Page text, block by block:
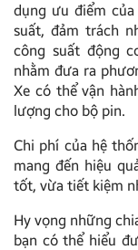
dụng ưu điểm
suất, đảm trách
công suất động
nhằm đưa ra
Xe có thể vận
lượng cho bộ pin.
Chi phí của hệ
mang đến hiệu
tốt, vừa tiết kiệm
Hy vọng những
bạn có thể hiểu